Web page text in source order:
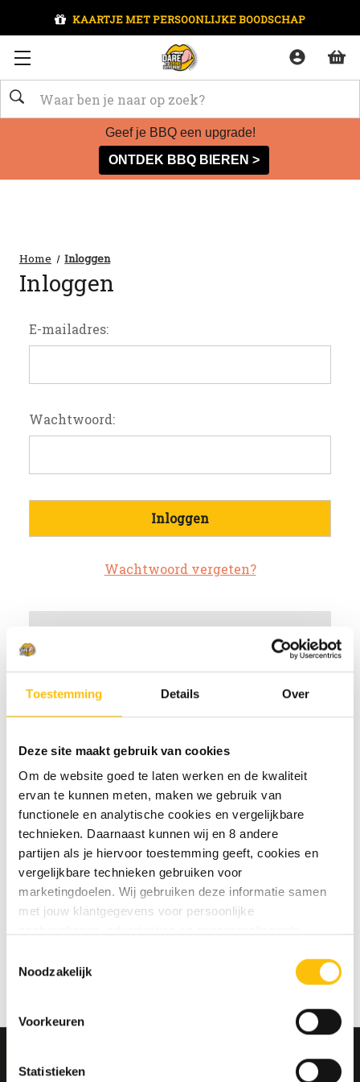
Toestemming Details Over
Deze site maakt gebruik van cookies
Om de website goed te laten werken en de kwaliteit
ervan te kunnen meten, maken we gebruik van
functionele en analytische cookies en vergelijkbare
technieken. Daarnaast kunnen wij en 8 andere
partijen als je hiervoor toestemming geeft, cookies en
vergelijkbare technieken gebruiken voor
marketingdoelen. Wij gebruiken deze informatie samen
met jouw klantgegevens voor persoonlijke
ervaringen: je eigen DTDD (gepersonaliseerde
aanbevelingen, functionaliteiten en communicatie binnen
dtdd.nl (relevante advertenties op websites en apps van
onze privacy policy
Noodzakelijk
Voorkeuren
Statistieken
KAARTJE MET PERSOONLIJKE BOODSCHAP
Zoeken
Geef je BBQ een upgrade!
ONTDEK BBQ BIEREN >
Home Inloggen
Inloggen
E-mailadres:
Wachtwoord:
Wachtwoord vergeten?
Maak een account aan bij ons
Sneller af te rekenen
Meerdere verzendadressen op
Jouw bestelgeschiedenis te
bekijken
Nieuwe bestellingen te volgen
Artikelen opslaan in jouw
verlanglijstje
Account aanmaken
MELD JE AAN VOOR ONZE NIEUWSBRIEF